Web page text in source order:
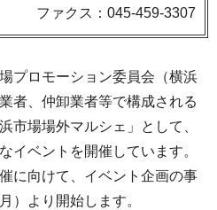
ファクス：045-459-3307
プロモーション委員会（横浜
者、仲卸業者等で構成される
市場場外マルシェ」として、
イベントを開催しています。
に向けて、イベント企画の事
）より開始します。